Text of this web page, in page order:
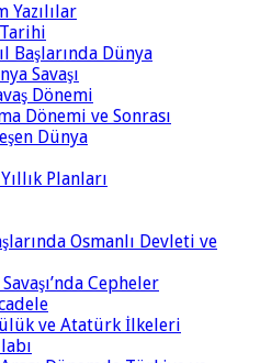
Yazılılar
Başlarında Dünya
Savaşı
Dönemi
Dönemi ve Sonrası
Dünya
Planları
Osmanlı Devleti ve
Cepheler
ve Atatürk İlkeleri